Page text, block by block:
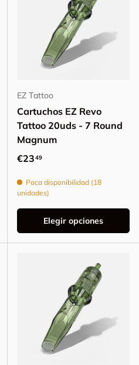
EZ Tattoo
Cartuchos EZ Revo
Tattoo 20uds - 7 Round
Magnum
Precio normal
€2349
Poca disponibilidad (18
unidades)
Elegir opciones